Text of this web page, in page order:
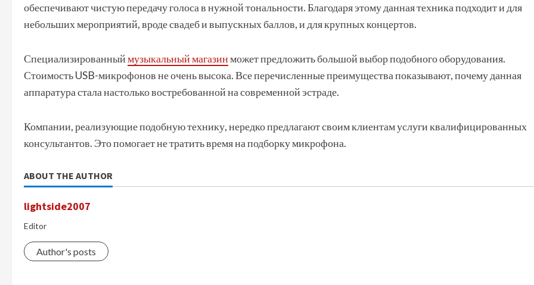
обеспечивают чистую передачу голоса в нужной тональности. Благодаря этому данная техника подходит и для
небольших мероприятий, вроде свадеб и выпускных баллов, и для крупных концертов.
Специализированныймузыкальный магазинможет предложить большой выбор подобного оборудования.
Стоимость USB-микрофонов не очень высока. Все перечисленные преимущества показывают, почему данная
аппаратура стала настолько востребованной на современной эстраде.
Компании, реализующие подобную технику, нередко предлагают своим клиентам услуги квалифицированных
консультантов. Это помогает не тратить время на подборку микрофона.
ABOUT THE AUTHOR
lightside2007
Editor
Author's posts